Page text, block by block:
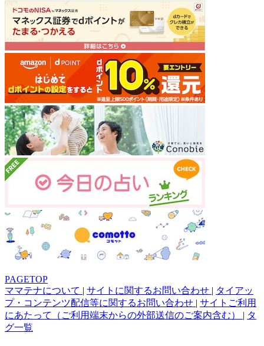
PAGETOP
ママテナについて | サイトに関するお問い合わせ | タイアッ
プ・コンテンツ配信等に関するお問い合わせ | サイトご利用
にあたって（ご利用端末からの外部送信のご案内含む） | タ
グ一覧